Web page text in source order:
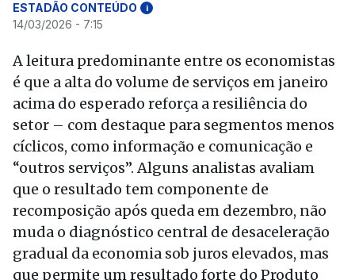
ESTADÃO CONTEÚDO i
14/03/2026 - 7:15
A leitura predominante entre os economistas
é que a alta do volume de serviços em janeiro
acima do esperado reforça a resiliência do
setor – com destaque para segmentos menos
cíclicos, como informação e comunicação e
“outros serviços”. Alguns analistas avaliam
que o resultado tem componente de
recomposição após queda em dezembro, não
muda o diagnóstico central de desaceleração
gradual da economia sob juros elevados, mas
que permite um resultado forte do Produto